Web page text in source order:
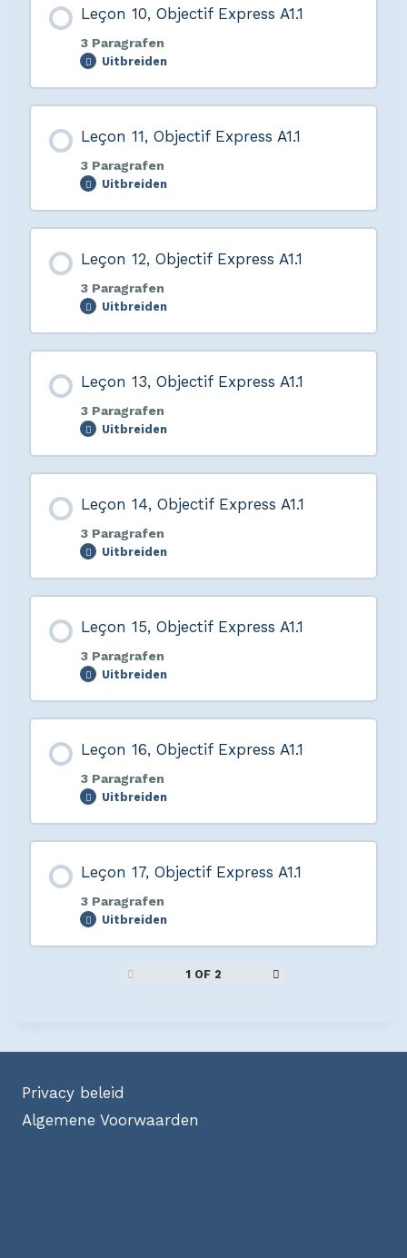
Leçon 10, Objectif Express A1.1
3 Paragrafen
Uitbreiden
Leçon 11, Objectif Express A1.1
3 Paragrafen
Uitbreiden
Leçon 12, Objectif Express A1.1
3 Paragrafen
Uitbreiden
Leçon 13, Objectif Express A1.1
3 Paragrafen
Uitbreiden
Leçon 14, Objectif Express A1.1
3 Paragrafen
Uitbreiden
Leçon 15, Objectif Express A1.1
3 Paragrafen
Uitbreiden
Leçon 16, Objectif Express A1.1
3 Paragrafen
Uitbreiden
Leçon 17, Objectif Express A1.1
3 Paragrafen
Uitbreiden
1 OF 2
Privacy beleid
Algemene Voorwaarden